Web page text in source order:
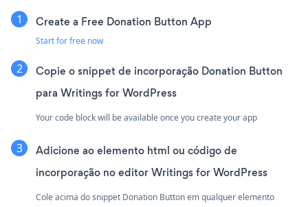
Create a Free Donation Button App
Start for free now
Copie o snippet de incorporação Donation Button
para Writings for WordPress
Your code block will be available once you create your app
Adicione ao elemento html ou código de
incorporação no editor Writings for WordPress
Cole acima do snippet Donation Button em qualquer elemento